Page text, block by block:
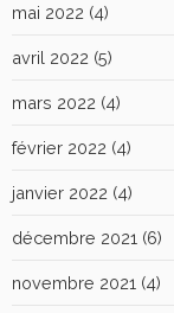
mai 2022 (4)
avril 2022 (5)
mars 2022 (4)
février 2022 (4)
janvier 2022 (4)
décembre 2021 (6)
novembre 2021 (4)